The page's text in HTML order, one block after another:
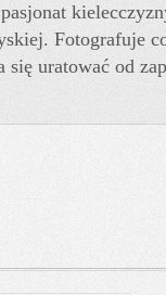
Fotografuje
się uratować od